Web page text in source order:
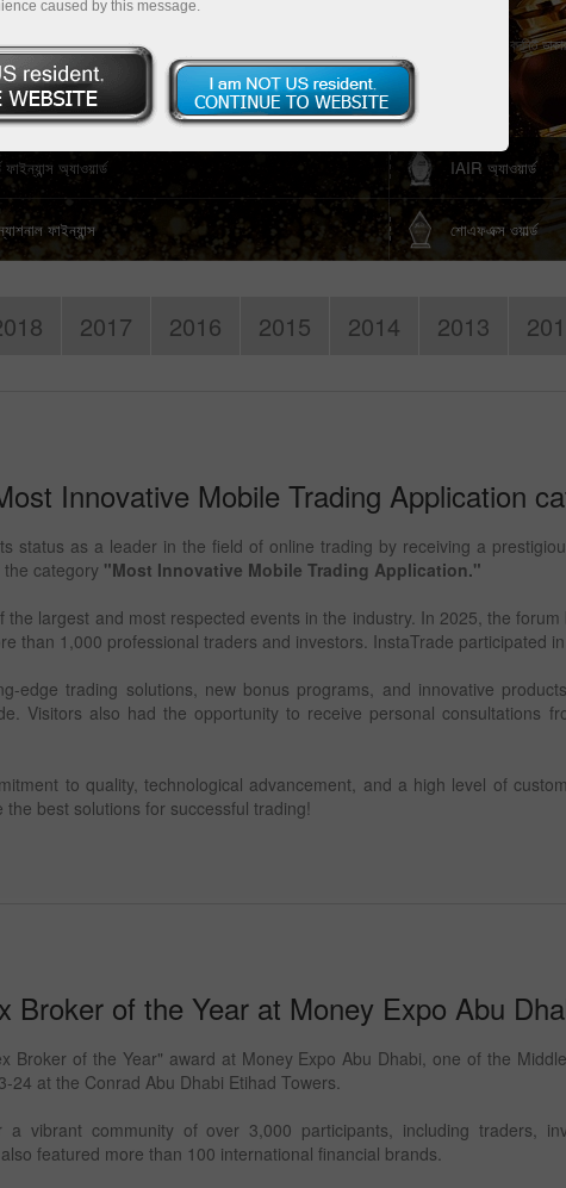
কিংবদন্তি
ফাইন্যান্স অ্যাওয়ার্ড IAIR অ্যাওয়ার্ড
ফাইন্যান্স শোএফএক্স ওয়ার্ল্ড
2017 2016 2015 2014 2013
Innovative Mobile Trading Application
status as a leader in the field of online trading by receiving a
the category "Most Innovative Mobile Trading Application."
the largest and most respected events in the industry. In 2025, the
than 1,000 professional traders and investors. InstaTrade participated
edge trading solutions, new bonus programs, and innovative
Visitors also had the opportunity to receive personal consultations
to quality, technological advancement, and a high level of
best solutions for successful trading!
Broker of the Year at Money Expo Abu
Broker of the Year" award at Money Expo Abu Dhabi, one of the
24 at the Conrad Abu Dhabi Etihad Towers.
vibrant community of over 3,000 participants, including traders,
featured more than 100 international financial brands.
caused by this message.